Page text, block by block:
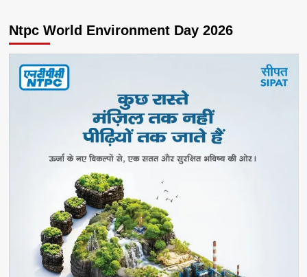
Ntpc World Environment Day 2026